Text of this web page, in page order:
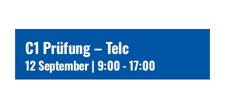
Bildung
Beruf
C1 Prüfung – Telc
12 September | 9:00-17:00